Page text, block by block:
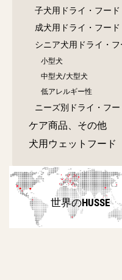
子犬用ドライ・フード
成犬用ドライ・フード
シニア犬用ドライ・フ
小型犬
中型犬/大型犬
低アレルギー性
ニーズ別ドライ・フー
ケア商品、その他
犬用ウェットフード
世界のHUSSE